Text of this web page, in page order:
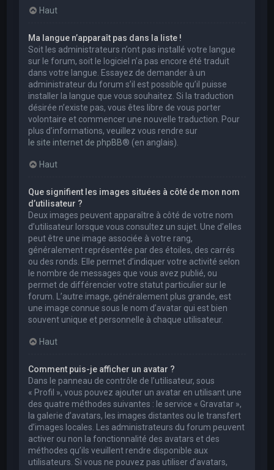
Haut
Ma langue n’apparaît pas dans la liste !
Soit les administrateurs n’ont pas installé votre langue
sur le forum, soit le logiciel n’a pas encore été traduit
dans votre langue. Essayez de demander à un
administrateur du forum s’il est possible qu’il puisse
installer la langue que vous souhaitez. Si la traduction
désirée n’existe pas, vous êtes libre de vous porter
volontaire et commencer une nouvelle traduction. Pour
plus d’informations, veuillez vous rendre sur
le site internet de phpBB® (en anglais).
Haut
Que signifient les images situées à côté de mon nom
d’utilisateur ?
Deux images peuvent apparaître à côté de votre nom
d’utilisateur lorsque vous consultez un sujet. Une d’elles
peut être une image associée à votre rang,
généralement représentée par des étoiles, des carrés
ou des ronds. Elle permet d’indiquer votre activité selon
le nombre de messages que vous avez publié, ou
permet de différencier votre statut particulier sur le
forum. L’autre image, généralement plus grande, est
une image connue sous le nom d’avatar qui est bien
souvent unique et personnelle à chaque utilisateur.
Haut
Comment puis-je afficher un avatar ?
Dans le panneau de contrôle de l’utilisateur, sous
« Profil », vous pouvez ajouter un avatar en utilisant une
des quatre méthodes suivantes : le service « Gravatar »,
la galerie d’avatars, les images distantes ou le transfert
d’images locales. Les administrateurs du forum peuvent
activer ou non la fonctionnalité des avatars et des
méthodes qu’ils veuillent rendre disponible aux
utilisateurs. Si vous ne pouvez pas utiliser d’avatars,